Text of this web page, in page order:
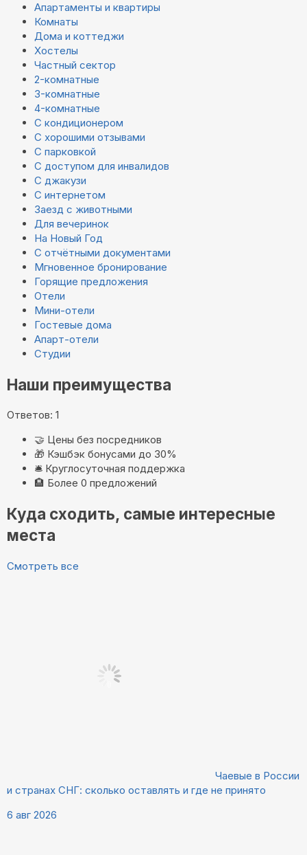
Апартаменты и квартиры
Комнаты
Дома и коттеджи
Хостелы
Частный сектор
2-комнатные
3-комнатные
4-комнатные
С кондиционером
С хорошими отзывами
С парковкой
С доступом для инвалидов
С джакузи
С интернетом
Заезд с животными
Для вечеринок
На Новый Год
С отчётными документами
Мгновенное бронирование
Горящие предложения
Отели
Мини-отели
Гостевые дома
Апарт-отели
Студии
Наши преимущества
Ответов: 1
🤝 Цены без посредников
🎁 Кэшбэк бонусами до 30%
🛎️ Круглосуточная поддержка
🏨 Более 0 предложений
Куда сходить, самые интересные
места
Смотреть все
Чаевые в России
и странах СНГ: сколько оставлять и где не принято
6 авг 2026